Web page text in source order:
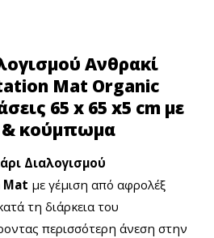
Ανθρακί
Mat Organic
65 x 65 x5 cm με
& κούμπωμα
Διαλογισμού
Mat με γέμιση από αφρολέξ
τη διάρκεια του
περισσότερη άνεση στην